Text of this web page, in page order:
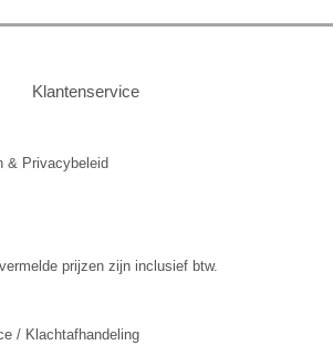
Klantenservice
& Privacybeleid
prijzen zijn inclusief btw.
/ Klachtafhandeling